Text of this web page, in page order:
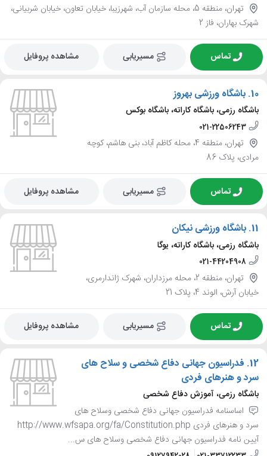
تهران، منطقه 5، محله سازمان آب، شهرزیبا، خیابان تعاون، خیابان شربیانی،
شهرک بهاران، فاز 2
تماس مسیریابی مشاهده پروفایل
10. باشگاه ورزشی بهروز
باشگاه رزمی، باشگاه کاراته، باشگاه بوکس
021-22506243
تهران، منطقه 4، محله کاظم آباد، بنی هاشم، کوچه
مرادی، پلاک 86
تماس مسیریابی مشاهده پروفایل
11. باشگاه ورزشی نیکان
باشگاه رزمی، باشگاه کاراته، یوگا
021-44204908
تهران، منطقه 2، محله مرزداران، شهرک ژاندارمری،
خیابان آرش، الوند 4، پلاک 21
تماس مسیریابی مشاهده پروفایل
12. فدراسیون جهانی دفاع شخصی و سلاح های
سرد و هنرهای فردی
باشگاه رزمی، آموزش دفاع شخصی
اساسنامه فدراسیون جهانی دفاع شخصی وسلاح های
سرد و هنرهای فردی http://www.wfsapa.org/fa/Constitution.php
آیین نامه فدراسیون جهانی دفاع شخصی وسلاح های س...